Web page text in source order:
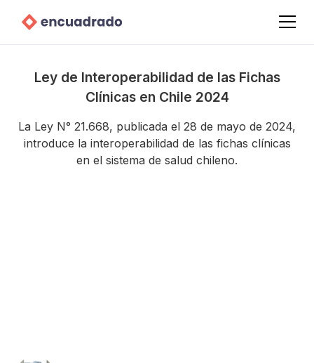
Ley de Interoperabilidad de las Fichas
Clínicas en Chile 2024
La Ley N° 21.668, publicada el 28 de mayo de 2024,
introduce la interoperabilidad de las fichas clínicas
en el sistema de salud chileno.